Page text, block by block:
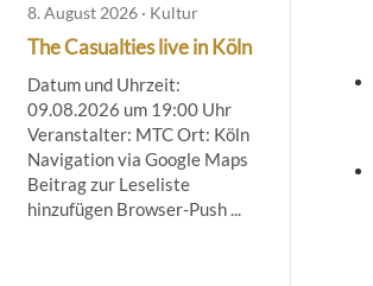
8. August 2026 · Kultur
The Casualties live in Köln
Datum und Uhrzeit:
09.08.2026 um 19:00 Uhr
Veranstalter: MTC Ort: Köln
Navigation via Google Maps
Beitrag zur Leseliste
hinzufügen Browser-Push ...